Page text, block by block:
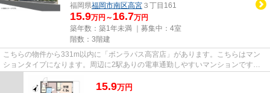
福岡県福岡市南区高宮 ３丁目161
15.9万円～ 16.7万円
築年数：築1年未満 ｜募集中： 4室
階数：3階建
こちらの物件から331m以内に「ボンラパス高宮店」があります。こちらはマン
ションタイプになります。周辺に2駅ありの電車通勤しやすいマンションです。
15.9万円